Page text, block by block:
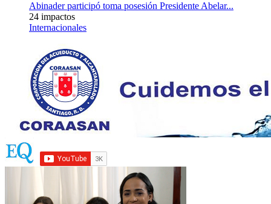
Abinader participó toma posesión Presidente Abelar...
24 impactos
Internacionales